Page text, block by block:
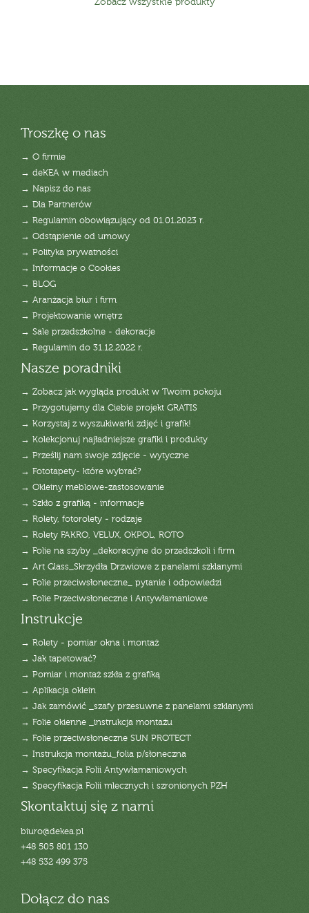
Zobacz wszystkie produkty
Troszkę o nas
→ O firmie
→ deKEA w mediach
→ Napisz do nas
→ Dla Partnerów
→ Regulamin obowiązujący od 01.01.2023 r.
→ Odstąpienie od umowy
→ Polityka prywatności
→ Informacje o Cookies
→ BLOG
→ Aranżacja biur i firm
→ Projektowanie wnętrz
→ Sale przedszkolne - dekoracje
→ Regulamin do 31.12.2022 r.
Nasze poradniki
→ Zobacz jak wygląda produkt w Twoim pokoju
→ Przygotujemy dla Ciebie projekt GRATIS
→ Korzystaj z wyszukiwarki zdjęć i grafik!
→ Kolekcjonuj najładniejsze grafiki i produkty
→ Prześlij nam swoje zdjęcie - wytyczne
→ Fototapety- które wybrać?
→ Okleiny meblowe-zastosowanie
→ Szkło z grafiką - informacje
→ Rolety, fotorolety - rodzaje
→ Rolety FAKRO, VELUX, OKPOL, ROTO
→ Folie na szyby _dekoracyjne do przedszkoli i firm
→ Art Glass_Skrzydła Drzwiowe z panelami szklanymi
→ Folie przeciwsłoneczne_ pytanie i odpowiedzi
→ Folie Przeciwsłoneczne i Antywłamaniowe
Instrukcje
→ Rolety - pomiar okna i montaż
→ Jak tapetować?
→ Pomiar i montaż szkła z grafiką
→ Aplikacja oklein
→ Jak zamówić _szafy przesuwne z panelami szklanymi
→ Folie okienne _instrukcja montażu
→ Folie przeciwsłoneczne SUN PROTECT
→ Instrukcja montażu_folia p/słoneczna
→ Specyfikacja Folii Antywłamaniowych
→ Specyfikacja Folii mlecznych i szronionych PZH
Skontaktuj się z nami
biuro@dekea.pl
+48 505 801 130
+48 532 499 375
Dołącz do nas